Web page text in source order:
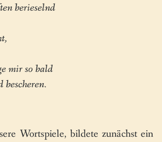
berieselnd
mir so bald
Wortspiele, bildete zunächst ein